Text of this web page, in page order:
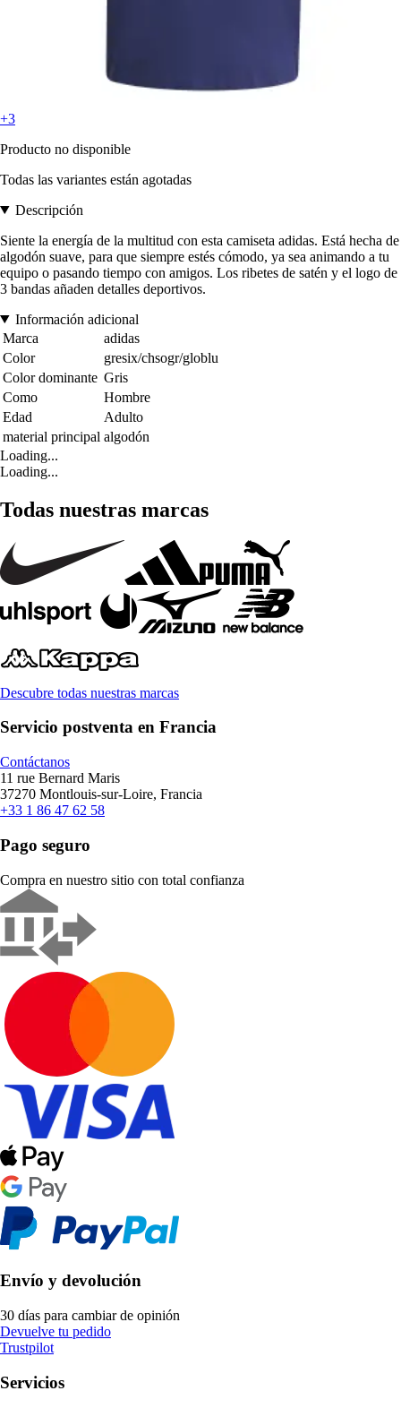
+3
Producto no disponible
Todas las variantes están agotadas
Descripción
Siente la energía de la multitud con esta camiseta adidas. Está hecha de
algodón suave, para que siempre estés cómodo, ya sea animando a tu
equipo o pasando tiempo con amigos. Los ribetes de satén y el logo de
3 bandas añaden detalles deportivos.
Información adicional
Marca
adidas
Color
gresix/chsogr/globlu
Color dominante Gris
Como
Hombre
Edad
Adulto
material principal algodón
Loading...
Loading...
Todas nuestras marcas
Descubre todas nuestras marcas
Servicio postventa en Francia
Contáctanos
11 rue Bernard Maris
37270 Montlouis-sur-Loire, Francia
+33 1 86 47 62 58
Pago seguro
Compra en nuestro sitio con total confianza
Envío y devolución
30 días para cambiar de opinión
Devuelve tu pedido
Trustpilot
Servicios